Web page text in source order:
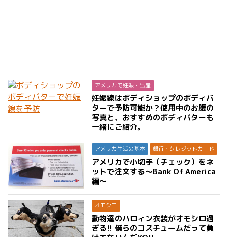
アメリカで妊娠・出産
妊娠線はボディショップのボディバ
ターで予防可能か？使用中のお腹の
写真と、おすすめのボディバターも
一緒にご紹介。
アメリカ生活の基本 銀行・クレジットカード
アメリカで小切手（チェック）をネ
ットで注文する〜Bank Of America
編〜
オモシロ
動物達のハロィン衣装がオモシロ過
ぎる!! 僕らのコスチュームだって負